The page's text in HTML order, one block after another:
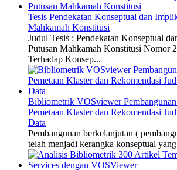
Tesis Pendekatan Konseptual dan
Mahkamah Konstitusi
Judul Tesis : Pendekatan Konseptual
Putusan Mahkamah Konstitusi Nomor
Terhadap Konsep...
Bibliometrik VOSviewer
Pemetaan Klaster dan Rekomendasi
Data
Pembangunan berkelanjutan (
telah menjadi kerangka konseptual